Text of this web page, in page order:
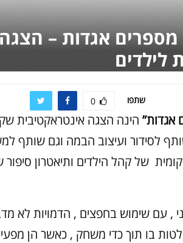
מספרים אגדות –
לילדים
שתפו 0
אגדות” הינה הצגה אינטראקטיבית
לסידור ועיצוב הבמה וגם שותף
של קהל הילדים ותיאטרון סיפור
, עם שימוש בחפצים , הדמויות לא
בו תוך כדי משחק , כאשר הן